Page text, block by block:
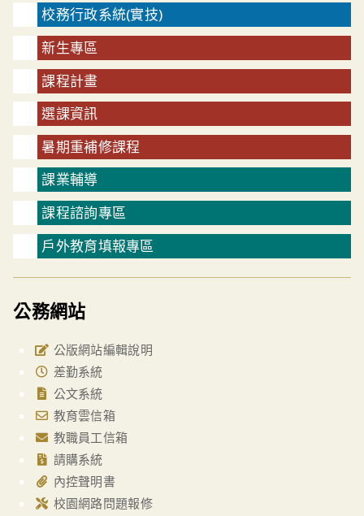
校務行政系統(實技)
新生專區
課程計畫
選課資訊
暑期重補修課程
課業輔導
課程諮詢專區
戶外教育填報專區
公務網站
公版網站編輯說明
差勤系統
公文系統
教育雲信箱
教職員工信箱
請購系統
內控聲明書
校園網路問題報修